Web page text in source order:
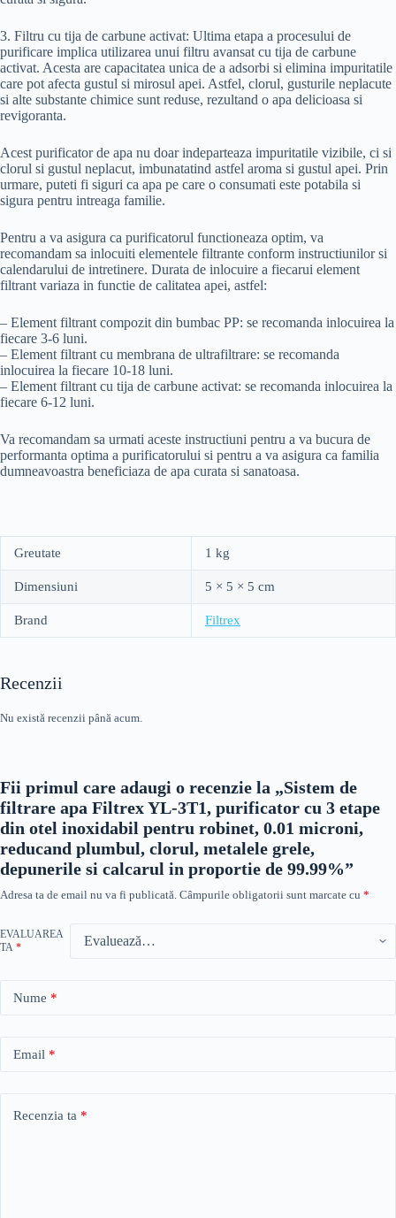
3. Filtru cu tija de carbune activat: Ultima etapa a procesului de
purificare implica utilizarea unui filtru avansat cu tija de carbune
activat. Acesta are capacitatea unica de a adsorbi si elimina impuritatile
care pot afecta gustul si mirosul apei. Astfel, clorul, gusturile neplacute
si alte substante chimice sunt reduse, rezultand o apa delicioasa si
revigoranta.
Acest purificator de apa nu doar indeparteaza impuritatile vizibile, ci si
clorul si gustul neplacut, imbunatatind astfel aroma si gustul apei. Prin
urmare, puteti fi siguri ca apa pe care o consumati este potabila si
sigura pentru intreaga familie.
Pentru a va asigura ca purificatorul functioneaza optim, va
recomandam sa inlocuiti elementele filtrante conform instructiunilor si
calendarului de intretinere. Durata de inlocuire a fiecarui element
filtrant variaza in functie de calitatea apei, astfel:
– Element filtrant compozit din bumbac PP: se recomanda inlocuirea la
fiecare 3-6 luni.
– Element filtrant cu membrana de ultrafiltrare: se recomanda
inlocuirea la fiecare 10-18 luni.
– Element filtrant cu tija de carbune activat: se recomanda inlocuirea la
fiecare 6-12 luni.
Va recomandam sa urmati aceste instructiuni pentru a va bucura de
performanta optima a purificatorului si pentru a va asigura ca familia
dumneavoastra beneficiaza de apa curata si sanatoasa.
Greutate 1 kg
Dimensiuni 5 × 5 × 5 cm
Brand Filtrex
Recenzii
Nu există recenzii până acum.
Fii primul care adaugi o recenzie la „Sistem de
filtrare apa Filtrex YL-3T1, purificator cu 3 etape
din otel inoxidabil pentru robinet, 0.01 microni,
reducand plumbul, clorul, metalele grele,
depunerile si calcarul in proportie de 99.99%”
Adresa ta de email nu va fi publicată. Câmpurile obligatorii sunt marcate cu *
EVALUAREA
TA *
Nume *
Email *
Recenzia ta *